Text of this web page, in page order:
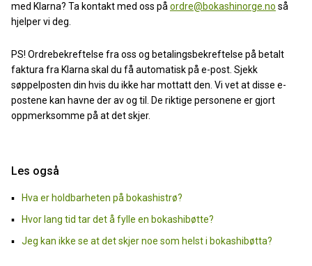
med Klarna? Ta kontakt med oss på ordre@bokashinorge.no så
hjelper vi deg.
PS! Ordrebekreftelse fra oss og betalingsbekreftelse på betalt
faktura fra Klarna skal du få automatisk på e-post. Sjekk
søppelposten din hvis du ikke har mottatt den. Vi vet at disse e-
postene kan havne der av og til. De riktige personene er gjort
oppmerksomme på at det skjer.
Les også
Hva er holdbarheten på bokashistrø?
Hvor lang tid tar det å fylle en bokashibøtte?
Jeg kan ikke se at det skjer noe som helst i bokashibøtta?